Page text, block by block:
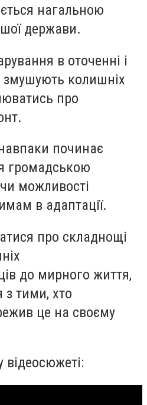
нагальною
держави.
в оточенні і
змушують колишніх
про
починає
громадською
можливості
в адаптації.
про складнощі
до мирного життя,
з тими, хто
це на своєму